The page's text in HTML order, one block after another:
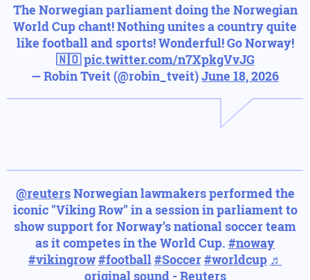
The Norwegian parliament doing the Norwegian
World Cup chant! Nothing unites a country quite
like football and sports! Wonderful! Go Norway!
🇳🇴pic.twitter.com/n7XpkgVvJG
— Robin Tveit (@robin_tveit)June 18, 2026
@reutersNorwegian lawmakers performed the
iconic "Viking Row" in a session in parliament to
show support for Norway’s national soccer team
as it competes in the World Cup. #noway
#vikingrow#football#Soccer#worldcup ♬
original sound - Reuters